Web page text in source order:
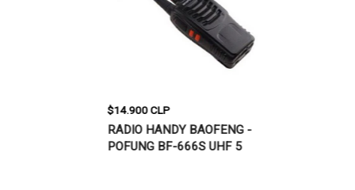
$14.900 CLP
RADIO HANDY BAOFENG -
POFUNG BF-666S UHF 5